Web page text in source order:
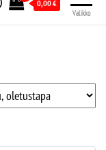
Valikko
0,00€